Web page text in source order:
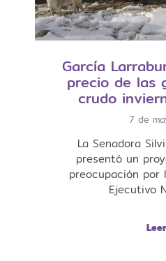
García
precio de las
crudo
7 de
La Senadora
presentó un
preocupación por
Ejecutivo